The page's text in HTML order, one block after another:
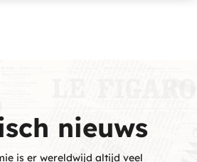
nieuws
is er wereldwijd altijd veel